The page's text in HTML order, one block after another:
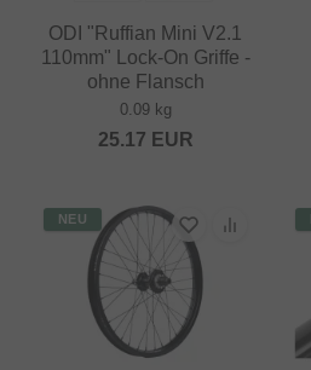
ODI "Ruffian Mini V2.1
110mm" Lock-On Griffe -
ohne Flansch
0.09 kg
25.17 EUR
NEU